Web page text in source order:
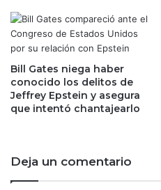
l
o
s
1
7
,
0
d
d
x
i
c
a
n
o
s
1
.
Bill Gates niega haber
conocido los delitos de
Jeffrey Epstein y asegura
que intentó chantajearlo
Deja un comentario